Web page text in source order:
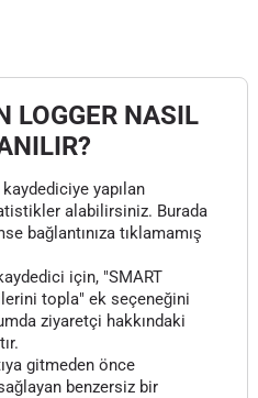
LOGGER NASIL
yapılan
alabilirsiniz. Burada
bağlantınıza tıklamamış
için, "SMART
topla" ek seçeneğini
ziyaretçi hakkındaki
gitmeden önce
benzersiz bir